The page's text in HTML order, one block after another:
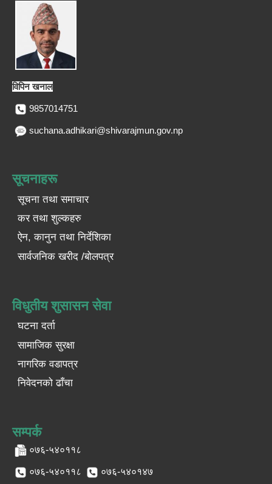
विपिन खनाल
9857014751
suchana.adhikari@shivarajmun.gov.np
सूचनाहरू
सूचना तथा समाचार
कर तथा शुल्कहरु
ऐन, कानुन तथा निर्देशिका
सार्वजनिक खरीद /बोलपत्र
विधुतीय शुसासन सेवा
घटना दर्ता
सामाजिक सुरक्षा
नागरिक वडापत्र
निवेदनको ढाँचा
सम्पर्क
०७६-५४०११८
०७६-५४०११८ ०७६-५४०१४७